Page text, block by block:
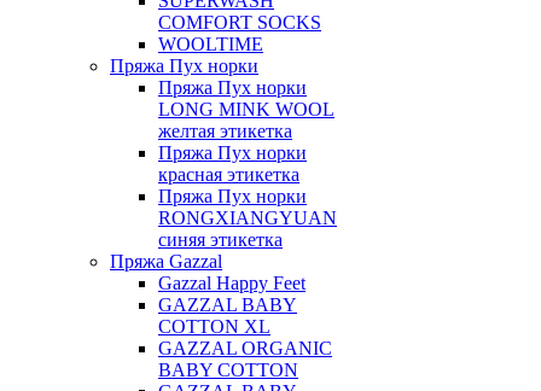
COMFORT SOCKS
WOOLTIME
Пряжа Пух норки
Пряжа Пух норки
LONG MINK WOOL
желтая этикетка
Пряжа Пух норки
красная этикетка
Пряжа Пух норки
RONGXIANGYUAN
синяя этикетка
Пряжа Gazzal
Gazzal Happy Feet
GAZZAL BABY
COTTON XL
GAZZAL ORGANIC
BABY COTTON